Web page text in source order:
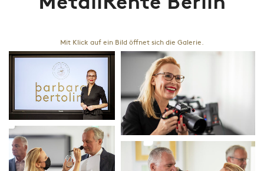
Mit Klick auf ein Bild öffnet sich die Galerie.